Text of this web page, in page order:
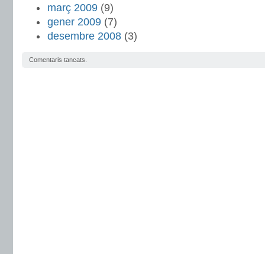
març 2009 (9)
gener 2009 (7)
desembre 2008 (3)
Comentaris tancats.